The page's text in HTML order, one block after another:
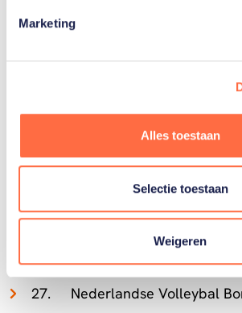
Marketing
Alles toestaan
Selectie toestaan
Weigeren
Koninklijke Nederlandse
Bond
Koninklijke
Koninklijke
Schaakbond
Schaatsenrijders Bond
Nederlandse
Nederlandse Triathlon
Nederlandse Volleybal